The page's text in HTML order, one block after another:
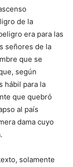
de la
era para las
señores de la
que se
según
hábil para la
que quebró
al país
dama cuyo
solamente